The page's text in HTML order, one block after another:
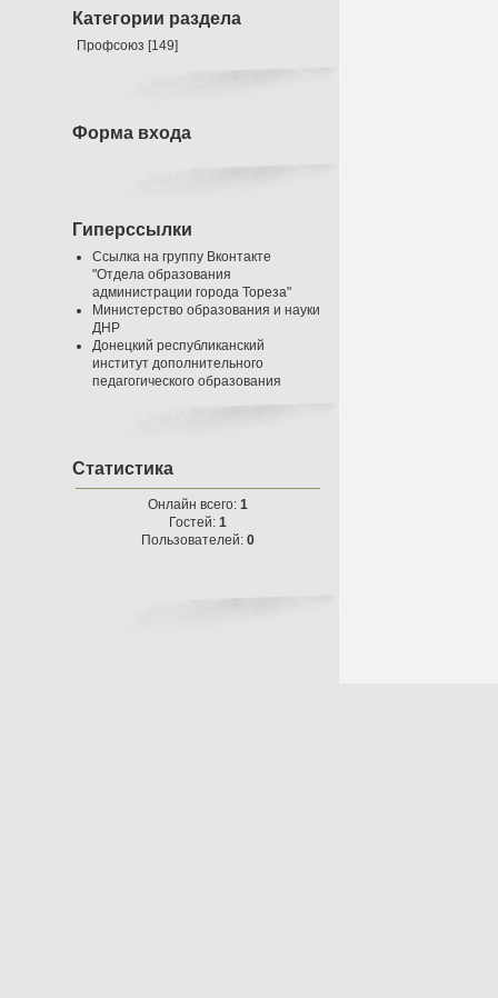
Категории раздела
Профсоюз [149]
Форма входа
Гиперссылки
Ссылка на группу Вконтакте
"Отдела образования
администрации города Тореза"
Министерство образования и науки
ДНР
Донецкий республиканский
институт дополнительного
педагогического образования
Статистика
Онлайн всего: 1
Гостей: 1
Пользователей: 0